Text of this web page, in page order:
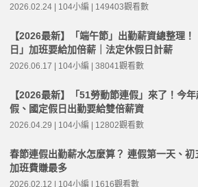
2026.02.24 | 104小編 | 149403觀看數
【2026最新】「端午節」出勤薪資總整理！
日」加班要給加倍薪｜法定休假日計薪
2026.06.17 | 104小編 | 38041觀看數
【2026最新】「51勞動節連假」來了！今
假、國定假日出勤要給雙倍薪資
2026.04.29 | 104小編 | 12802觀看數
春節連假出勤薪水怎麼算？ 連假第一天、
加班費賺最多
2026.02.12 | 104小編 | 1616觀看數